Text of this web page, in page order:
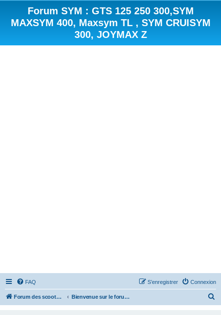
Forum SYM : GTS 125 250 300,SYM
MAXSYM 400, Maxsym TL , SYM CRUISYM
300, JOYMAX Z
FAQ Connexion
S’enregistrer
Forum des scooters SYM - GTS -MAXSYM - CRUISYM - JOYMAX - Maxsym TL Bienvenue sur le forum des scooters de la gamme SYM